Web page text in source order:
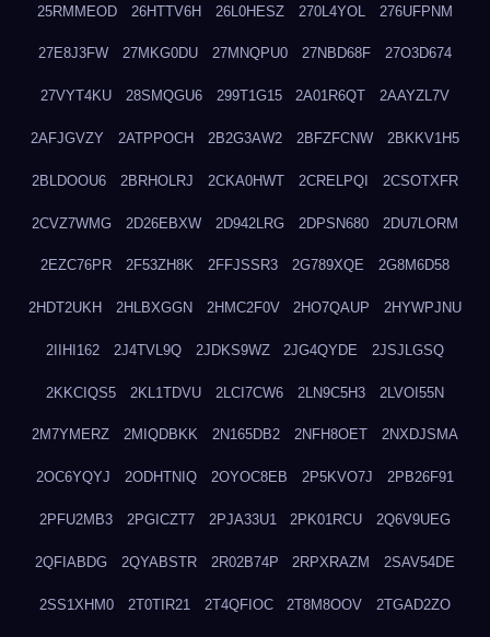
25RMMEOD 26HTTV6H 26L0HESZ 270L4YOL 276UFPNM
27E8J3FW 27MKG0DU 27MNQPU0 27NBD68F 27O3D674
27VYT4KU 28SMQGU6 299T1G15 2A01R6QT 2AAYZL7V
2AFJGVZY 2ATPPOCH 2B2G3AW2 2BFZFCNW 2BKKV1H5
2BLDOOU6 2BRHOLRJ 2CKA0HWT 2CRELPQI 2CSOTXFR
2CVZ7WMG 2D26EBXW 2D942LRG 2DPSN680 2DU7LORM
2EZC76PR 2F53ZH8K 2FFJSSR3 2G789XQE 2G8M6D58
2HDT2UKH 2HLBXGGN 2HMC2F0V 2HO7QAUP 2HYWPJNU
2IIHI162 2J4TVL9Q 2JDKS9WZ 2JG4QYDE 2JSJLGSQ
2KKCIQS5 2KL1TDVU 2LCI7CW6 2LN9C5H3 2LVOI55N
2M7YMERZ 2MIQDBKK 2N165DB2 2NFH8OET 2NXDJSMA
2OC6YQYJ 2ODHTNIQ 2OYOC8EB 2P5KVO7J 2PB26F91
2PFU2MB3 2PGICZT7 2PJA33U1 2PK01RCU 2Q6V9UEG
2QFIABDG 2QYABSTR 2R02B74P 2RPXRAZM 2SAV54DE
2SS1XHM0 2T0TIR21 2T4QFIOC 2T8M8OOV 2TGAD2ZO